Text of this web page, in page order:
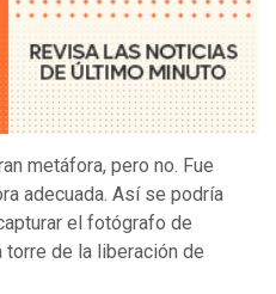
metáfora, pero no. Fue
adecuada. Así se podría
el fotógrafo de
torre de la liberación de